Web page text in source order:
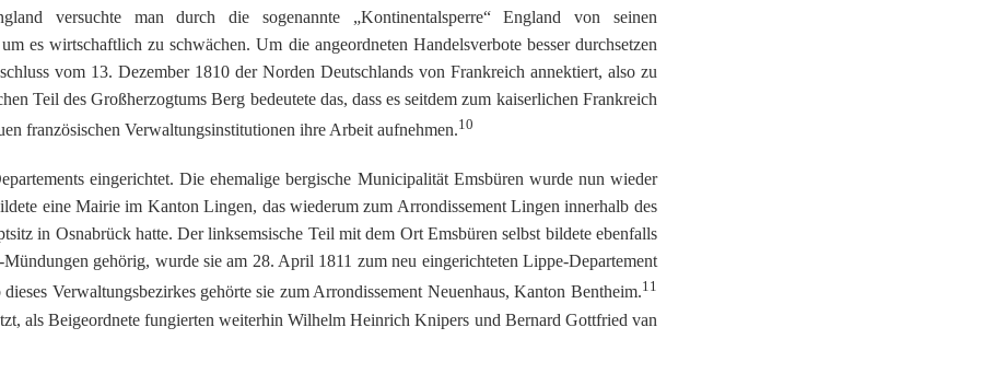
versuchte man durch die sogenannte „Kontinentalsperre“ England von seinen
es wirtschaftlich zu schwächen. Um die angeordneten Handelsverbote besser durchsetzen
vom 13. Dezember 1810 der Norden Deutschlands von Frankreich annektiert, also zu
Teil des Großherzogtums Berg bedeutete das, dass es seitdem zum kaiserlichen Frankreich
französischen Verwaltungsinstitutionen ihre Arbeit aufnehmen.10
eingerichtet. Die ehemalige bergische Municipalität Emsbüren wurde nun wieder
eine Mairie im Kanton Lingen, das wiederum zum Arrondissement Lingen innerhalb des
in Osnabrück hatte. Der linksemsische Teil mit dem Ort Emsbüren selbst bildete ebenfalls
gehörig, wurde sie am 28. April 1811 zum neu eingerichteten Lippe-Departement
Verwaltungsbezirkes gehörte sie zum Arrondissement Neuenhaus, Kanton Bentheim.11
als Beigeordnete fungierten weiterhin Wilhelm Heinrich Knipers und Bernard Gottfried van